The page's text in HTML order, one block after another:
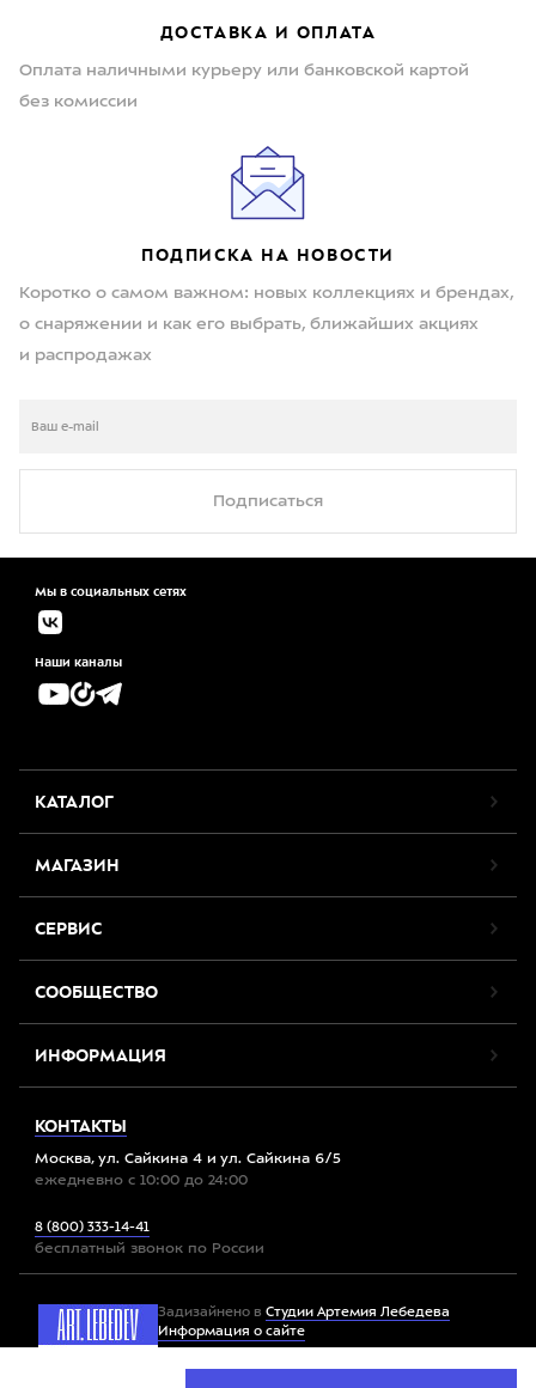
ДОСТАВКА И ОПЛАТА
Оплата наличными курьеру или банковской картой
без комиссии
ПОДПИСКА НА НОВОСТИ
Коротко о самом важном: новых коллекциях и брендах,
о снаряжении и как его выбрать, ближайших акциях
и распродажах
Подписаться
Мы в социальных сетях
Наши каналы
КАТАЛОГ
МАГАЗИН
СЕРВИС
СООБЩЕСТВО
ИНФОРМАЦИЯ
КОНТАКТЫ
Москва, ул. Сайкина 4 и ул. Сайкина 6/5
ежедневно с 10:00 до 24:00
8 (800) 333-14-41
бесплатный звонок по России
Задизайнено в Студии Артемия Лебедева
Информация о сайте